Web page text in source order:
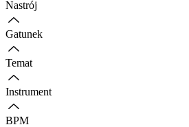
Nastrój
Gatunek
Temat
Instrument
BPM